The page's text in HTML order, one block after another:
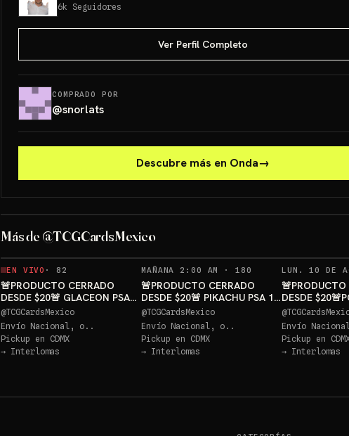
6k Seguidores
Ver Perfil Completo
COMPRADO POR
@snorlats
Descubre más en Onda→
Más de @TCGCardsMexico
EN VIVO · 82
🚨PRODUCTO CERRADO
DESDE $20🚨 GLACEON PSA
10 GRATIS
@TCGCardsMexico
Envío Nacional, o..
Pickup en CDMX
→ Interlomas
MAÑANA 2:00 AM · 180 RECORDATORIOS
🚨PRODUCTO CERRADO
DESDE $20🚨 PIKACHU PSA 10
GRATIS
@TCGCardsMexico
Envío Nacional, o..
Pickup en CDMX
→ Interlomas
LUN. 10 DE
🚨PRODUCTO
DESDE
PIKACHU PSA
@
Envío
Pickup en
→ Interlomas